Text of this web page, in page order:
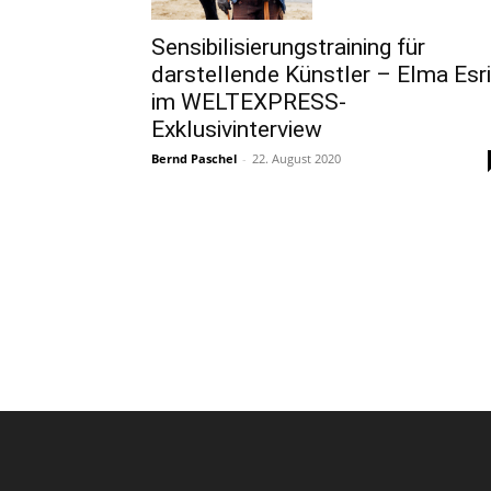
Sensibilisierungstraining für
darstellende Künstler – Elma
im WELTEXPRESS-
Exklusivinterview
Bernd Paschel - 22. August 2020